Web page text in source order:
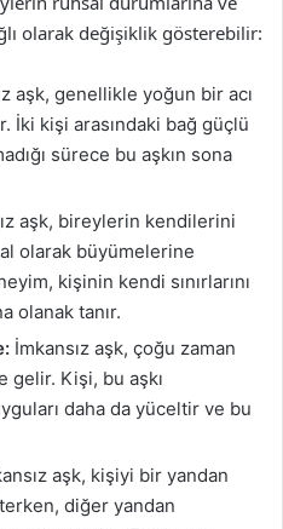
olarak değişiklik gösterebilir:
aşk, genellikle yoğun bir acı
İki kişi arasındaki bağ güçlü
sürece bu aşkın sona
aşk, bireylerin kendilerini
olarak büyümelerine
kişinin kendi sınırlarını
olanak tanır.
İmkansız aşk, çoğu zaman
gelir. Kişi, bu aşkı
daha da yüceltir ve bu
aşk, kişiyi bir yandan
diğer yandan